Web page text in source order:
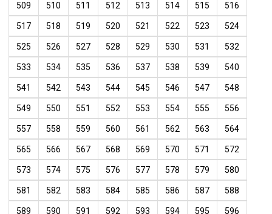
509 510 511 512 513 514 515 516
517 518 519 520 521 522 523 524
525 526 527 528 529 530 531 532
533 534 535 536 537 538 539 540
541 542 543 544 545 546 547 548
549 550 551 552 553 554 555 556
557 558 559 560 561 562 563 564
565 566 567 568 569 570 571 572
573 574 575 576 577 578 579 580
581 582 583 584 585 586 587 588
589 590 591 592 593 594 595 596